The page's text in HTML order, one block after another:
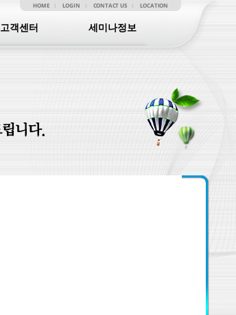
HOME LOGIN CONTACT US LOCATION
고객센터 세미나정보